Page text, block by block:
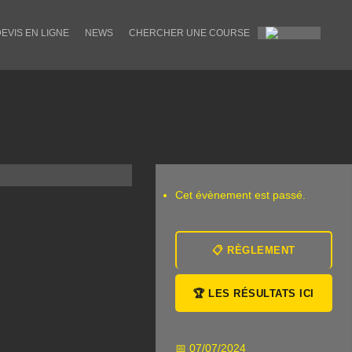
EN LIGNE NEWS CHERCHER UNE COURSE
Cet évènement est passé.
📋 RÈGLEMENT
🏆 LES RÉSULTATS ICI
📅 07/07/2024